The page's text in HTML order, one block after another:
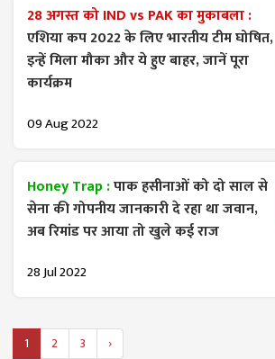
28 अगस्त को IND vs PAK का मुकाबला :
एशिया कप 2022 के लिए भारतीय टीम घोषित,
इन्हें मिला मौका और ये हुए बाहर, जानें पूरा
कार्यक्रम
09 Aug 2022
Honey Trap :पाक हसीनाओं को दो साल से
सेना की गोपनीय जानकारी दे रहा था जवान,
अब रिमांड पर आया तो खुले कई राज
28 Jul 2022
1 2 3 ›